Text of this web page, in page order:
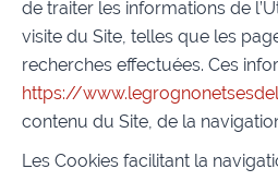
de traiter les informations de
visite du Site, telles que les
recherches effectuées. Ces
https://
contenu du Site, de la
Les Cookies facilitant la